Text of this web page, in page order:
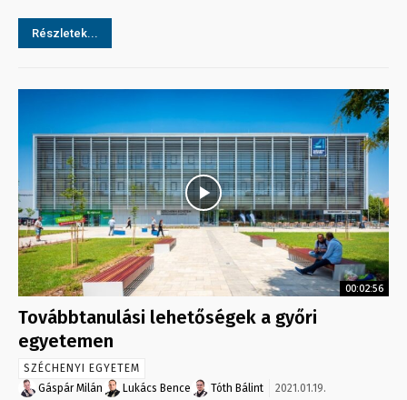
Részletek...
00:02:56
Továbbtanulási lehetőségek a győri
egyetemen
SZÉCHENYI EGYETEM
Gáspár Milán
Lukács Bence Tóth Bálint 2021.01.19.